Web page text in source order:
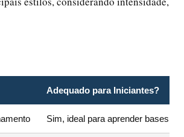
Adequado para Iniciantes?
Sim, ideal para aprender bases